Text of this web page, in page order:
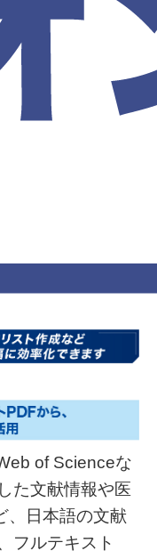
of Scienceな
た文献情報や医
、日本語の文献
フルテキスト